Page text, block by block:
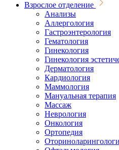
Взрослое отделение
Анализы
Аллергология
Гастроэнтерология
Гематология
Гинекология
Гинекология
Дерматология
Кардиология
Маммология
Мануальная терапия
Массаж
Неврология
Онкология
Ортопедия